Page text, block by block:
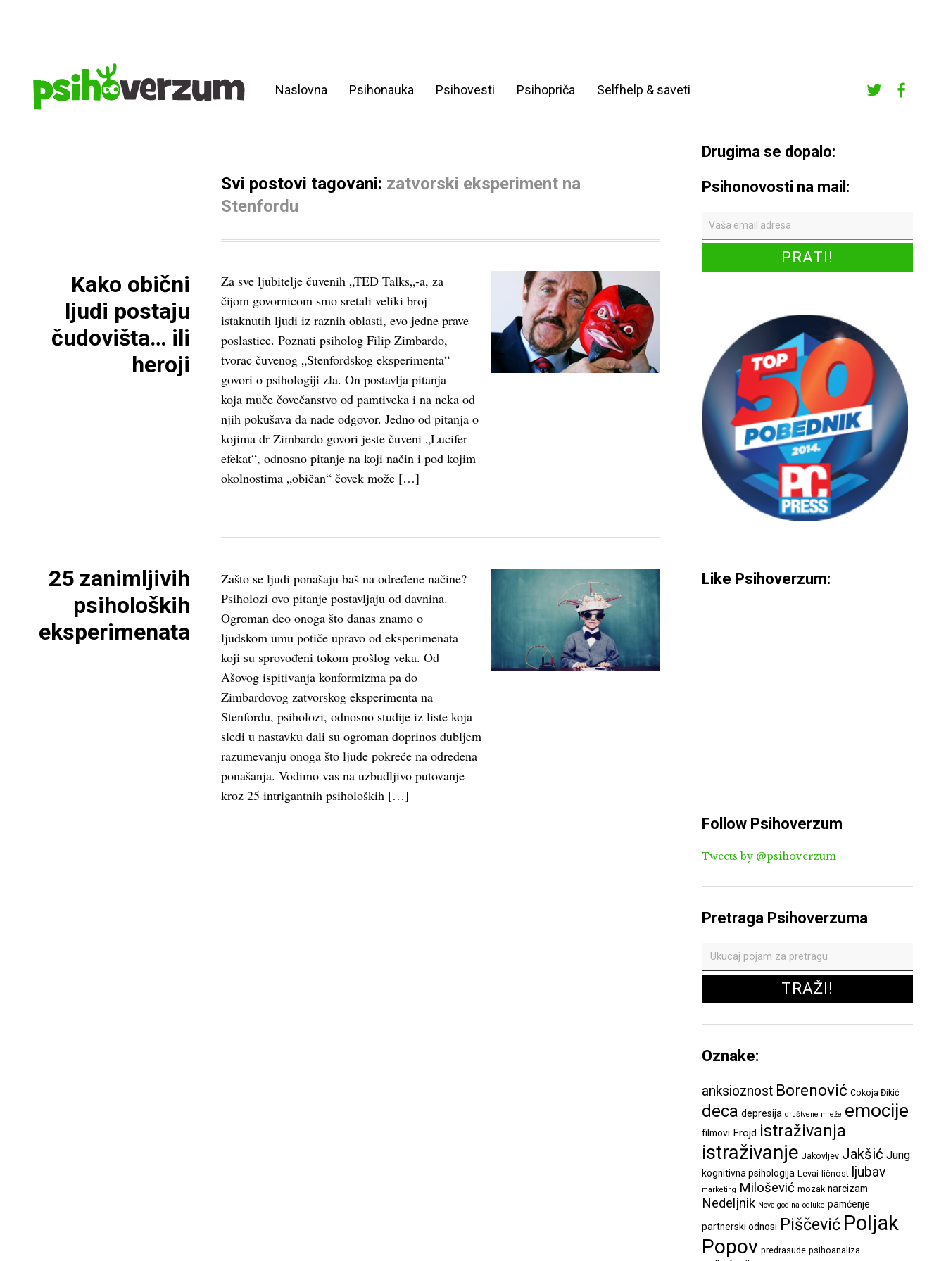
Naslovna Psihonauka Psihovesti Psihopriča Selfhelp & saveti
r
ook
Svi postovi tagovani: zatvorski eksperiment na
Stenfordu
Kako obični
ljudi postaju
čudovišta… ili
heroji
Za sve ljubitelje čuvenih „TED Talks„-a, za
čijom govornicom smo sretali veliki broj
istaknutih ljudi iz raznih oblasti, evo jedne prave
poslastice. Poznati psiholog Filip Zimbardo,
tvorac čuvenog „Stenfordskog eksperimenta“
govori o psihologiji zla. On postavlja pitanja
koja muče čovečanstvo od pamtiveka i na neka od
njih pokušava da nađe odgovor. Jedno od pitanja o
kojima dr Zimbardo govori jeste čuveni „Lucifer
efekat“, odnosno pitanje na koji način i pod kojim
okolnostima „običan“ čovek može […]
25 zanimljivih
psiholoških
eksperimenata
Zašto se ljudi ponašaju baš na određene načine?
Psiholozi ovo pitanje postavljaju od davnina.
Ogroman deo onoga što danas znamo o
ljudskom umu potiče upravo od eksperimenata
koji su sprovođeni tokom prošlog veka. Od
Ašovog ispitivanja konformizma pa do
Zimbardovog zatvorskog eksperimenta na
Stenfordu, psiholozi, odnosno studije iz liste koja
sledi u nastavku dali su ogroman doprinos dubljem
razumevanju onoga što ljude pokreće na određena
ponašanja. Vodimo vas na uzbudljivo putovanje
kroz 25 intrigantnih psiholoških […]
Drugima se dopalo:
Psihonovosti na mail:
Like Psihoverzum:
Follow Psihoverzum
Tweets by @psihoverzum
Pretraga Psihoverzuma
Oznake:
anksioznost Borenović Cokoja Đikić
deca depresija društvene mreže emocije
filmovi Frojd istraživanja
istraživanje Jakovljev Jakšić Jung
kognitivna psihologija Levai ličnost ljubav
marketing Milošević mozak narcizam
Nedeljnik Nova godina odluke pamćenje
partnerski odnosi Piščević Poljak
Popov predrasude psihoanaliza